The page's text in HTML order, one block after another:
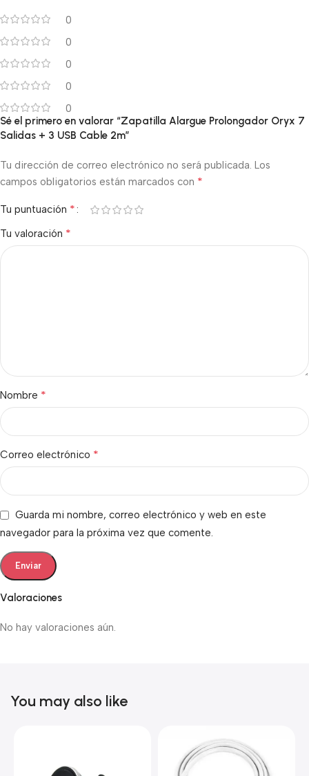
0
0
0
0
0
Valoraciones
No hay valoraciones aún.
Sé el primero en valorar “Zapatilla Alargue Prolongador Oryx 7
Salidas + 3 USB Cable 2m”
Tu dirección de correo electrónico no será publicada. Los
campos obligatorios están marcados con *
Tu puntuación *
Tu valoración *
Nombre *
Correo electrónico *
Guarda mi nombre, correo electrónico y web en este
navegador para la próxima vez que comente.
You may also like